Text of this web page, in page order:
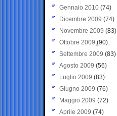
Gennaio 2010 (74)
Dicembre 2009 (74)
Novembre 2009 (83)
Ottobre 2009 (90)
Settembre 2009 (83)
Agosto 2009 (56)
Luglio 2009 (83)
Giugno 2009 (76)
Maggio 2009 (72)
Aprile 2009 (74)